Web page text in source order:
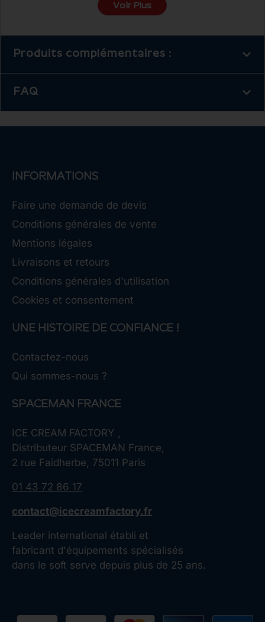
Voir Plus
Produits complémentaires :
FAQ
INFORMATIONS
Faire une demande de devis
Conditions générales de vente
Mentions légales
Livraisons et retours
Conditions générales d'utilisation
Cookies et consentement
UNE HISTOIRE DE CONFIANCE !
Contactez-nous
Qui sommes-nous ?
SPACEMAN FRANCE
ICE CREAM FACTORY ,
Distributeur SPACEMAN France,
2 rue Faidherbe, 75011 Paris
01 43 72 86 17
contact@icecreamfactory.fr
Leader international établi et
fabricant d'équipements spécialisés
dans le soft serve depuis plus de 25 ans.